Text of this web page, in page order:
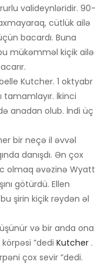
valideynləridir. 90-
cütlük ailə
bacardı. Buna
mükəmməl kiçik ailə
Kutcher. 1 oktyabr
tamamlayır. İkinci
anadan olub. İndi üç
bir neçə il əvvəl
danışdı. Ən çox
olmaq əvəzinə Wyatt
götürdü. Ellen
şirin kiçik rəydən əl
və bir anda ona
körpəsi ”dedi Kutcher .
çox sevir ”dedi.